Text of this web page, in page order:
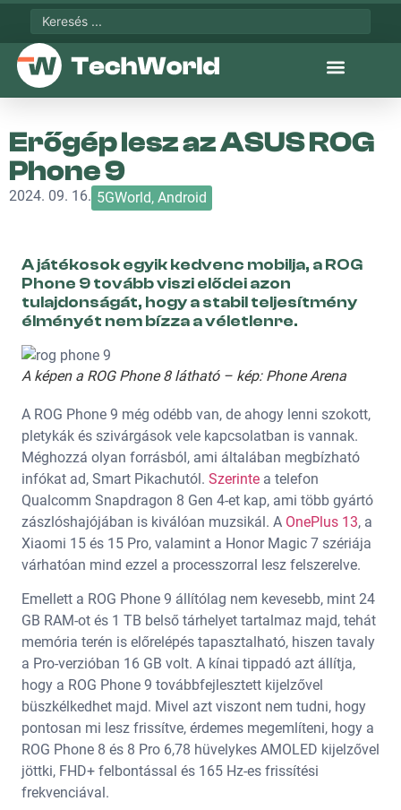
Erőgép lesz az ASUS ROG
Phone 9
2024. 09. 16. 5GWorld, Android
A játékosok egyik kedvenc mobilja, a ROG
Phone 9 tovább viszi elődei azon
tulajdonságát, hogy a stabil teljesítmény
élményét nem bízza a véletlenre.
A képen a ROG Phone 8 látható – kép: Phone Arena
A ROG Phone 9 még odébb van, de ahogy lenni szokott,
pletykák és szivárgások vele kapcsolatban is vannak.
Méghozzá olyan forrásból, ami általában megbízható
infókat ad, Smart Pikachutól. Szerinte a telefon
Qualcomm Snapdragon 8 Gen 4-et kap, ami több gyártó
zászlóshajójában is kiválóan muzsikál. A OnePlus 13, a
Xiaomi 15 és 15 Pro, valamint a Honor Magic 7 szériája
várhatóan mind ezzel a processzorral lesz felszerelve.
Emellett a ROG Phone 9 állítólag nem kevesebb, mint 24
GB RAM-ot és 1 TB belső tárhelyet tartalmaz majd, tehát
memória terén is előrelépés tapasztalható, hiszen tavaly
a Pro-verzióban 16 GB volt. A kínai tippadó azt állítja,
hogy a ROG Phone 9 továbbfejlesztett kijelzővel
büszkélkedhet majd. Mivel azt viszont nem tudni, hogy
pontosan mi lesz frissítve, érdemes megemlíteni, hogy a
ROG Phone 8 és 8 Pro 6,78 hüvelykes AMOLED kijelzővel
jöttki, FHD+ felbontással és 165 Hz-es frissítési
frekvenciával.